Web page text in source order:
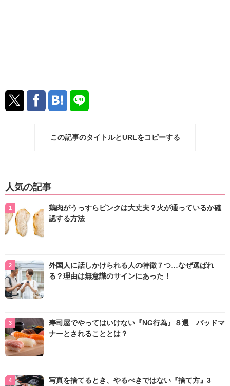
この記事のタイトルとURLをコピーする
人気の記事
鶏肉がうっすらピンクは大丈夫？火が通っているか確
認する方法
外国人に話しかけられる人の特徴７つ…なぜ選ばれ
る？理由は無意識のサインにあった！
寿司屋でやってはいけない『NG行為』８選 バッドマ
ナーとされることとは？
写真を捨てるとき、やるべきではない『捨て方』3